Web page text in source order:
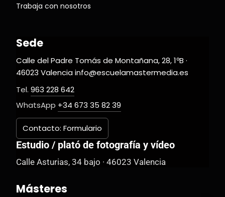
Trabaja con nosotros
Sede
Calle del Padre Tomás de Montañana, 28, 1ºB ·
46023 Valencia info@escuelamastermedia.es
Tel. 963 228 642
WhatsApp +34 673 35 82 39
Contacto: Formulario
Estudio / plató de fotografía y vídeo
Calle Asturias, 34 bajo · 46023 Valencia
Másteres